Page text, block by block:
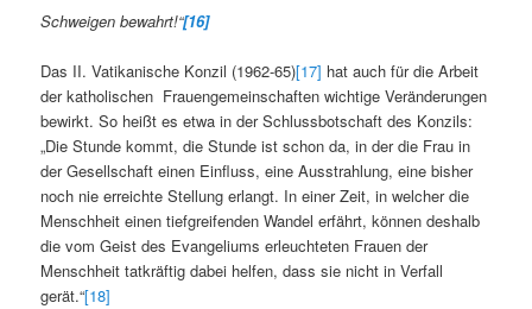
Schweigen bewahrt!“[16]
Das II. Vatikanische Konzil (1962-65)[17] hat auch für die Arbeit
der katholischen Frauengemeinschaften wichtige Veränderungen
bewirkt. So heißt es etwa in der Schlussbotschaft des Konzils:
„Die Stunde kommt, die Stunde ist schon da, in der die Frau in
der Gesellschaft einen Einfluss, eine Ausstrahlung, eine bisher
noch nie erreichte Stellung erlangt. In einer Zeit, in welcher die
Menschheit einen tiefgreifenden Wandel erfährt, können deshalb
die vom Geist des Evangeliums erleuchteten Frauen der
Menschheit tatkräftig dabei helfen, dass sie nicht in Verfall
gerät.“[18]